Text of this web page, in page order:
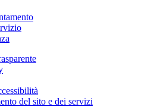
del sito e dei servizi